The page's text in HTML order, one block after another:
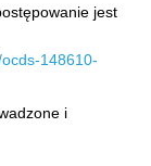
jest
148610-
i